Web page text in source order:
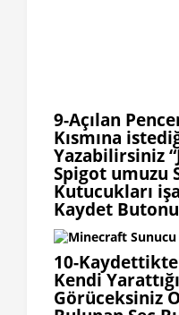
9-Açılan
Kısmına
Yazabilirsiniz
Spigot umuzu
Kutucukları
Kaydet
10-
Kendi
Görüceksiniz